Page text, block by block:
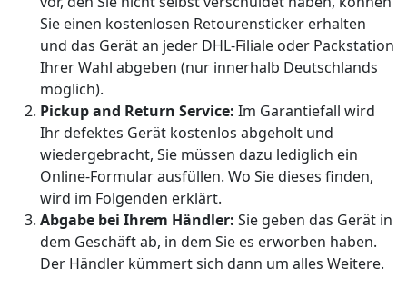
Sie einen kostenlosen Retourensticker erhalten
und das Gerät an jeder DHL-Filiale oder Packstation
Ihrer Wahl abgeben (nur innerhalb Deutschlands
möglich).
Pickup and Return Service: Im Garantiefall wird
Ihr defektes Gerät kostenlos abgeholt und
wiedergebracht, Sie müssen dazu lediglich ein
Online-Formular ausfüllen. Wo Sie dieses finden,
wird im Folgenden erklärt.
Abgabe bei Ihrem Händler: Sie geben das Gerät in
dem Geschäft ab, in dem Sie es erworben haben.
Der Händler kümmert sich dann um alles Weitere.